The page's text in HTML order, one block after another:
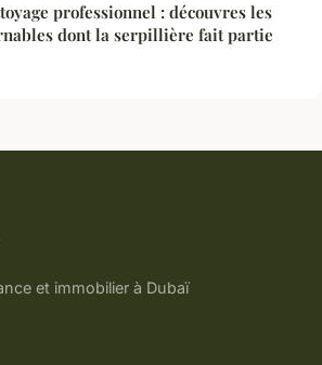
professionnel : découvres les
dont la serpillière fait partie
et immobilier à Dubaï